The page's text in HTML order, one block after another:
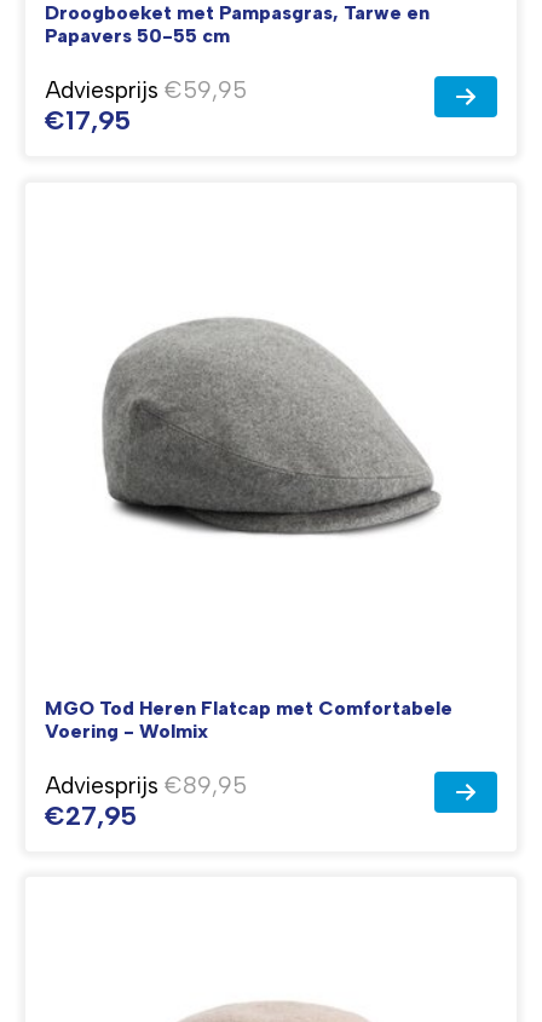
Droogboeket met Pampasgras, Tarwe en
Papavers 50-55 cm
Adviesprijs €59,95
€17,95
MGO Tod Heren Flatcap met Comfortabele
Voering - Wolmix
Adviesprijs €89,95
€27,95